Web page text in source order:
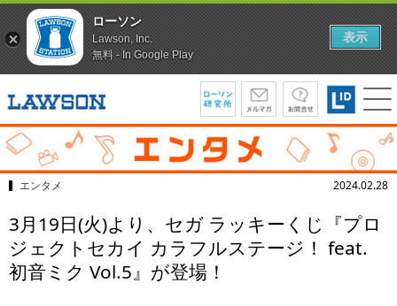
エンタメ 2024.02.28
3月19日(火)より、セガ ラッキーくじ『プロ
ジェクトセカイ カラフルステージ！ feat.
初音ミク Vol.5』が登場！
ローソン
Lawson, Inc.
無料 - In Google Play
表示